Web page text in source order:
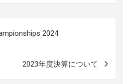
2024
2023年度決算について